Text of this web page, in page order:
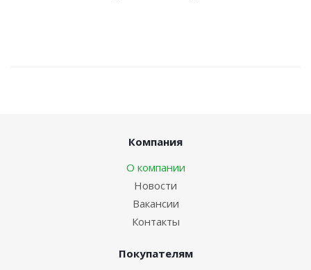
Компания
О компании
Новости
Вакансии
Контакты
Покупателям